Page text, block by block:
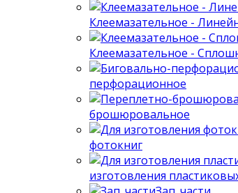
Клеемазательное -
Клеемазательное -
перфорационное
брошюровальное
фотокниг
изготовления